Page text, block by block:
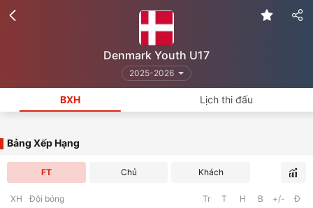
Denmark Youth U17
2025-2026
BXH Lịch thi đấu
Bảng Xếp Hạng
FT Chủ Khách
XH Đội bóng Tr T H B +/- Đ